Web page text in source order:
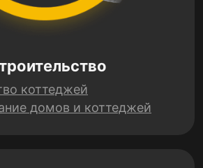
коттеджей
домов и коттеджей